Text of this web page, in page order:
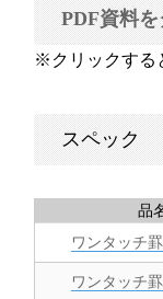
PDF資料
※クリックする
スペック
品
ワンタッチ
ワンタッチ